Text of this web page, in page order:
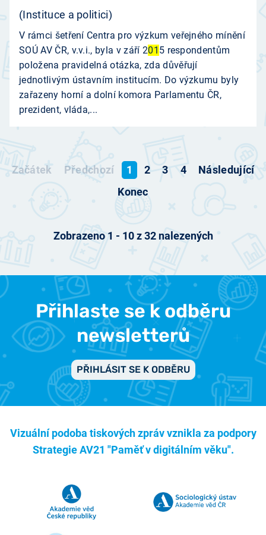
(Instituce a politici)
V rámci šetření Centra pro výzkum veřejného mínění
SOÚ AV ČR, v.v.i., byla v září 201 5 respondentům
položena pravidelná otázka, zda důvěřují
jednotlivým ústavním institucím. Do výzkumu byly
zařazeny horní a dolní komora Parlamentu ČR,
prezident, vláda,...
Začátek Předchozí 1 2 3 4
Následující
Konec
Zobrazeno 1 - 10z32nalezených
Přihlaste se k odběru
newsletterů
PŘIHLÁSIT SE K ODBĚRU
Vizuální podoba tiskových zpráv vznikla za podpory
Strategie AV21 "Paměť v digitálním věku".